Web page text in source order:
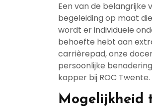
Een van de belangrijke
begeleiding op maat
wordt er individuele
behoefte hebt aan
carrièrepad, onze
persoonlijke
kapper bij ROC Twente.
Mogelijkheid